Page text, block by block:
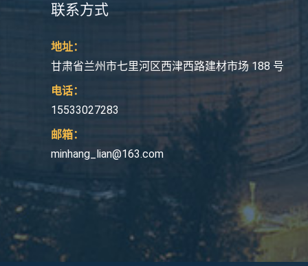
联系方式
地址：
甘肃省兰州市七里河区西津西路建材市场 188 号
电话：
15533027283
邮箱：
minhang_lian@163.com